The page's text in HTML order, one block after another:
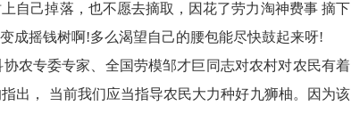
自己掉落，也不愿去摘取，因花了劳力淘神费事 摘下
成摇钱树啊!多么渴望自己的腰包能尽快鼓起来呀!
专委专家、全国劳模邹才巨同志对农村对农民有着
出， 当前我们应当指导农民大力种好九狮柚。因为该